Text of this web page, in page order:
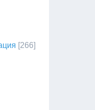
[266]